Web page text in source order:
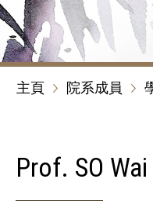
主頁 院系成員
Prof. SO